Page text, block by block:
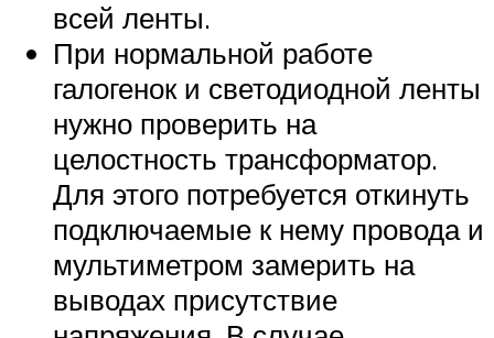
всей ленты.
При нормальной работе
галогенок и светодиодной ленты
нужно проверить на
целостность трансформатор.
Для этого потребуется откинуть
подключаемые к нему провода и
мультиметром замерить на
выводах присутствие